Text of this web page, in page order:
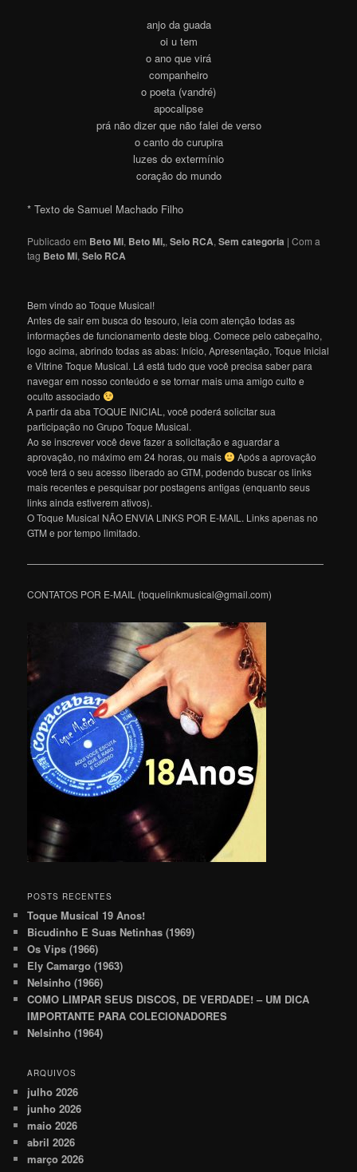
anjo da guada
oi u tem
o ano que virá
companheiro
o poeta (vandré)
apocalipse
prá não dizer que não falei de verso
o canto do curupira
luzes do extermínio
coração do mundo
* Texto de Samuel Machado Filho
Publicado em Beto Mi, Beto Mi,,Selo RCA,Sem categoria |Com a
tag Beto Mi,Selo RCA
Bem vindo ao Toque Musical!
Antes de sair em busca do tesouro, leia com atenção todas as
informações de funcionamento deste blog. Comece pelo cabeçalho,
logo acima, abrindo todas as abas: Início, Apresentação, Toque Inicial
e Vitrine Toque Musical. Lá está tudo que você precisa saber para
navegar em nosso conteúdo e se tornar mais uma amigo culto e
oculto associado
A partir da aba TOQUE INICIAL, você poderá solicitar sua
participação no Grupo Toque Musical.
Ao se inscrever você deve fazer a solicitação e aguardar a
aprovação, no máximo em 24 horas, ou mais
Após a aprovação
você terá o seu acesso liberado ao GTM, podendo buscar os links
mais recentes e pesquisar por postagens antigas (enquanto seus
links ainda estiverem ativos).
O Toque Musical NÃO ENVIA LINKS POR E-MAIL. Links apenas no
GTM e por tempo limitado.
———————————————————————————————
CONTATOS POR E-MAIL (toquelinkmusical@gmail.com)
POSTS RECENTES
Toque Musical 19 Anos!
Bicudinho E Suas Netinhas (1969)
Os Vips (1966)
Ely Camargo (1963)
Nelsinho (1966)
COMO LIMPAR SEUS DISCOS, DE VERDADE! – UM DICA
IMPORTANTE PARA COLECIONADORES
Nelsinho (1964)
ARQUIVOS
julho 2026
junho 2026
maio 2026
abril 2026
março 2026